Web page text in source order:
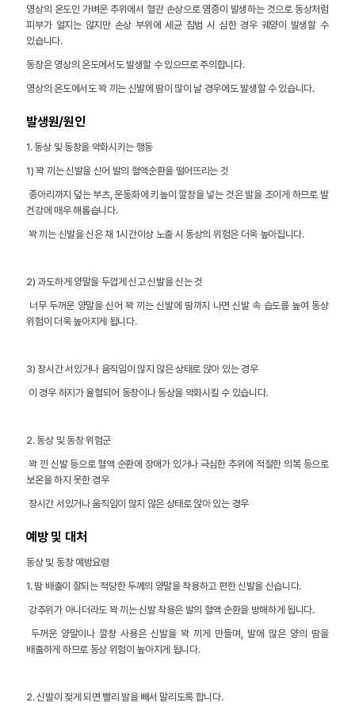
영상의 온도인 가벼운 추위에서 혈관 손상으로 염증이 발생하는 것으로 동상처럼
피부가 얼지는 않지만 손상 부위에 세균 침범 시 심한 경우 궤양이 발생할 수
있습니다.
동창은 영상의 온도에서도 발생할 수 있으므로 주의합니다.
영상의 온도에서도 꽉 끼는 신발에 땀이 많이 날 경우에도 발생할 수 있습니다.
발생원/원인
1. 동상 및 동창을 악화시키는 행동
1) 꽉 끼는 신발을 신어 발의 혈액순환을 떨어뜨리는 것
종아리까지 덮는 부츠, 운동화에 키높이 깔창을 넣는 것은 발을 조이게 하므로 발
건강에 매우 해롭습니다.
꽉 끼는 신발을 신은 채 1시간이상 노출 시 동상의 위험은 더욱 높아집니다.
2) 과도하게 양말을 두껍게 신고 신발을 신는 것
너무 두꺼운 양말을 신어 꽉 끼는 신발에 땀까지 나면 신발 속 습도를 높여 동상
위험이 더욱 높아지게 됩니다.
3) 장시간 서있거나 움직임이 많지 않은 상태로 앉아 있는 경우
이 경우 하지가 율혈되어 동창이나 동상을 악화시킬 수 있습니다.
2. 동상 및 동창 위험군
꽉 낀 신발 등으로 혈액 순환에 장애가 있거나 극심한 추위에 적절한 의복 등으로
보온을 하지 못한 경우
장시간 서있거나 움직임이 많지 않은 상태로 앉아 있는 경우
예방 및 대처
동상 및 동창 예방요령
1. 땀 배출이 잘되는 적당한 두께의 양말을 착용하고 편한 신발을 신습니다.
강추위가 아니더라도 꽉 끼는 신발 착용은 발의 혈액 순환을 방해하게 됩니다.
두꺼운 양말이나 깔창 사용은 신발을 꽉 끼게 만들며, 발에 많은 양의 땀을
배출하게 하므로 동상 위험이 높아지게 됩니다.
2. 신발이 젖게 되면 빨리 발을 빼서 말리도록 합니다.